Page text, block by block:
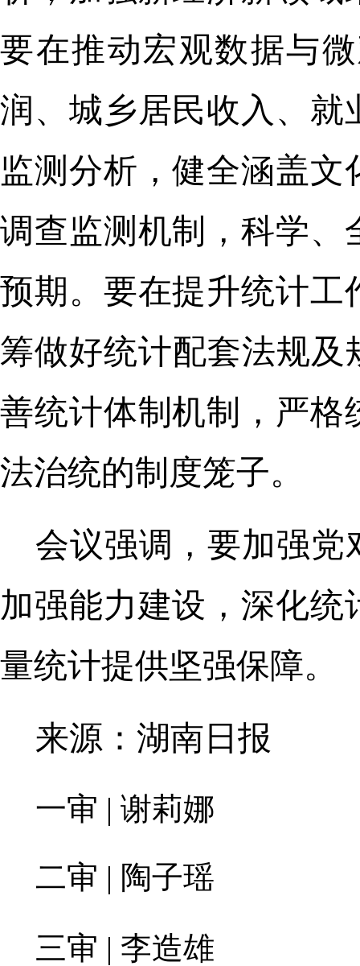
要在推动宏观数据与
润、城乡居民收入、就
监测分析，健全涵盖
调查监测机制，科学、
预期。要在提升统计工
筹做好统计配套法规及
善统计体制机制，严格
法治统的制度笼子。
会议强调，要加强党
加强能力建设，深化
量统计提供坚强保障。
来源：湖南日报
一审 | 谢莉娜
二审 | 陶子瑶
三审 | 李造雄